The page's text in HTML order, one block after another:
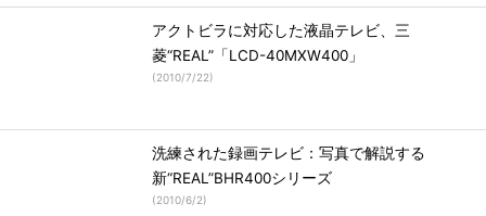
アクトビラに対応した液晶テレビ、三
菱“REAL”「LCD-40MXW400」
(2010/7/22)
洗練された録画テレビ：写真で解説する
新“REAL”BHR400シリーズ
(2010/6/2)